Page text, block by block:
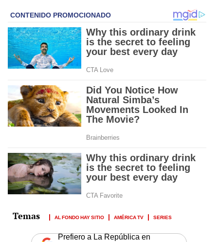
AL FONDO HAY SITIO AMÉRICA TV SERIES
Prefiero a La República en